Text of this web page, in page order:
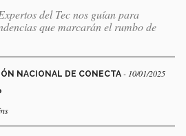
del Tec nos guían para
que marcarán el rumbo de
NACIONAL DE CONECTA - 10/01/2025